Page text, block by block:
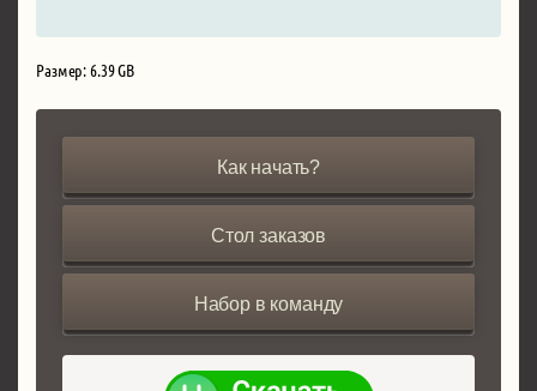
Размер: 6.39 GB
Как начать?
Стол заказов
Набор в команду